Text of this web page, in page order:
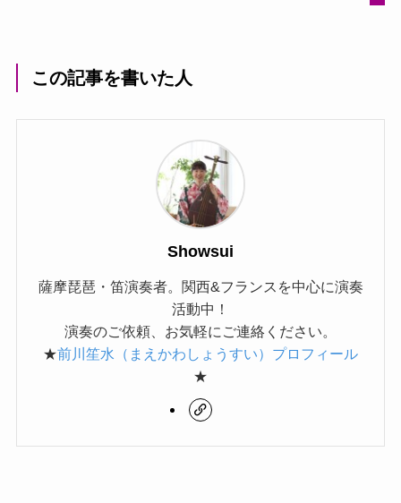
この記事を書いた人
Showsui
薩摩琵琶・笛演奏者。関西&フランスを中心に演奏
活動中！
演奏のご依頼、お気軽にご連絡ください。
★前川笙水（まえかわしょうすい）プロフィール
★